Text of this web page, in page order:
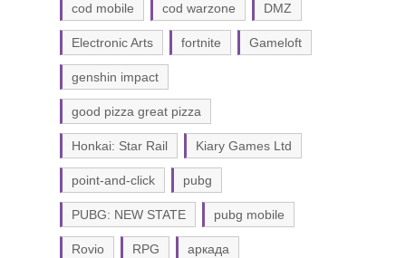
cod mobile cod warzone DMZ
Electronic Arts fortnite Gameloft
genshin impact
good pizza great pizza
Honkai: Star Rail Kiary Games Ltd
point-and-click pubg
PUBG: NEW STATE pubg mobile
Rovio RPG аркада